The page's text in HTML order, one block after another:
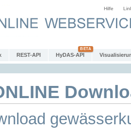
Hilfe
REST-API HyDAS-API